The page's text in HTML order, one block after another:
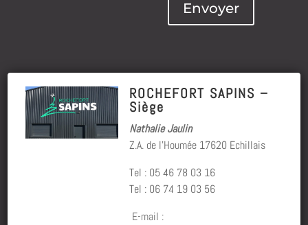
Envoyer
ROCHEFORT SAPINS –
Siège
Nathalie Jaulin
Z.A. de l’Houmée 17620 Echillais
Tel : 05 46 78 03 16
Tel : 06 74 19 03 56
E-mail :